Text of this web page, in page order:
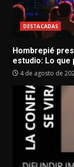
DESTACADAS
Hombrepié
estudio: Lo que
4 de agosto de